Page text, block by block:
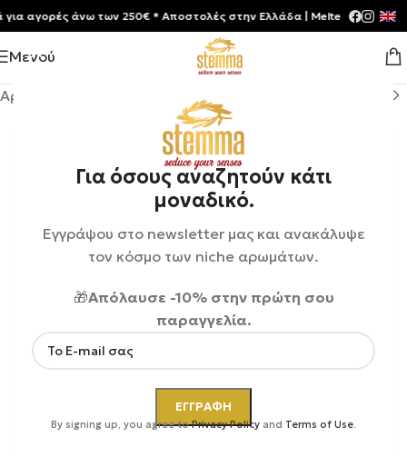
Για όσους αναζητούν κάτι
μοναδικό.
Εγγράψου στο newsletter μας και ανακάλυψε
τον κόσμο των niche αρωμάτων.
🎁Απόλαυσε -10% στην πρώτη σου
παραγγελία.
By signing up, you agree toPrivacy Policy and Terms of Use.
Μενού
Αρχική σελίδα Αρώματα
αγορές άνω των 250€ * Aποστολές στην Ελλάδα | Meltemia Exclusive